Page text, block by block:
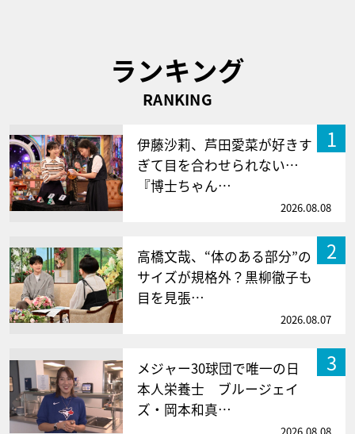
ランキング
RANKING
1
伊藤沙莉、芦田愛菜が好きす
ぎて目を合わせられない…
『博士ちゃん…
2026.08.08
2
高橋文哉、“体のある部分”の
サイズが規格外？黒柳徹子も
目を見張…
2026.08.07
3
メジャー30球団で唯一の日
本人栄養士 ブルージェイ
ズ・岡本和真…